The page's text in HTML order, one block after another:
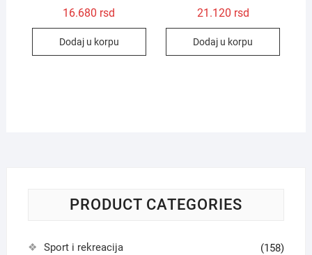
16.680 rsd
Dodaj u korpu
21.120 rsd
Dodaj u korpu
PRODUCT CATEGORIES
Sport i rekreacija (158)